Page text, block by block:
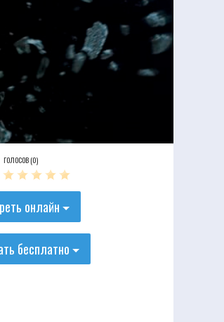
ГОЛОСОВ (0)
онлайн
бесплатно